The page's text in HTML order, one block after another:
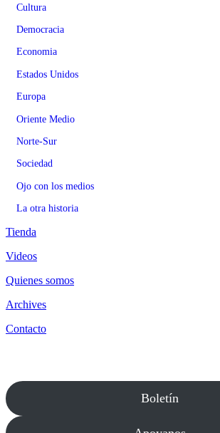
Cultura
Democracia
Economia
Estados Unidos
Europa
Oriente Medio
Norte-Sur
Sociedad
Ojo con los medios
La otra historia
Tienda
Videos
Quienes somos
Archives
Contacto
Boletín